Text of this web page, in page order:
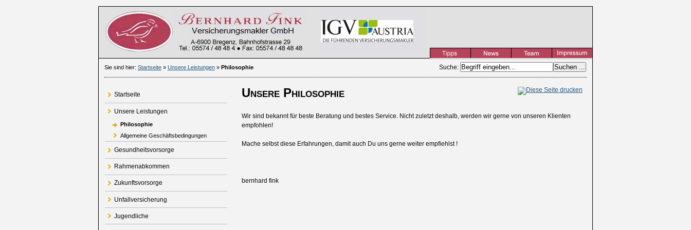
Suche:
Sie sind hier: Startseite» Unsere Leistungen» Philosophie
Startseite
Unsere Leistungen
Philosophie
Allgemeine Geschäftsbedingungen
Gesundheitsvorsorge
Rahmenabkommen
Zukunftsvorsorge
Unfallversicherung
Jugendliche
Unsere Philosophie
Wir sind bekannt für beste Beratung und bestes Service. Nicht zuletzt deshalb, werden wir gerne von unseren Klienten
empfohlen!
Mache selbst diese Erfahrungen, damit auch Du uns gerne weiter empfiehlst !
bernhard fink